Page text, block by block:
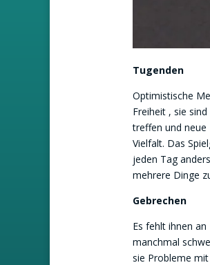
Tugenden
Optimistische
Freiheit , sie
treffen und neue
Vielfalt. Das
jeden Tag
mehrere Dinge
Gebrechen
Es fehlt ihnen
manchmal
sie Probleme